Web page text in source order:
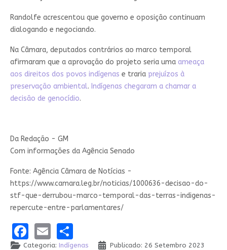
Randolfe acrescentou que governo e oposição continuam
dialogando e negociando.
Na Câmara, deputados contrários ao marco temporal
afirmaram que a aprovação do projeto seria umaameaça
aos direitos dos povos indígenas e trariaprejuízos à
preservação ambiental. Indígenas chegaram a chamar a
decisão de genocídio.
Da Redação - GM
Com informações da Agência Senado
Fonte: Agência Câmara de Notícias -
https://www.camara.leg.br/noticias/1000636-decisao-do-
stf-que-derrubou-marco-temporal-das-terras-indigenas-
repercute-entre-parlamentares/
Facebook
EmailShare
Categoria: Indígenas
Publicado: 26 Setembro 2023